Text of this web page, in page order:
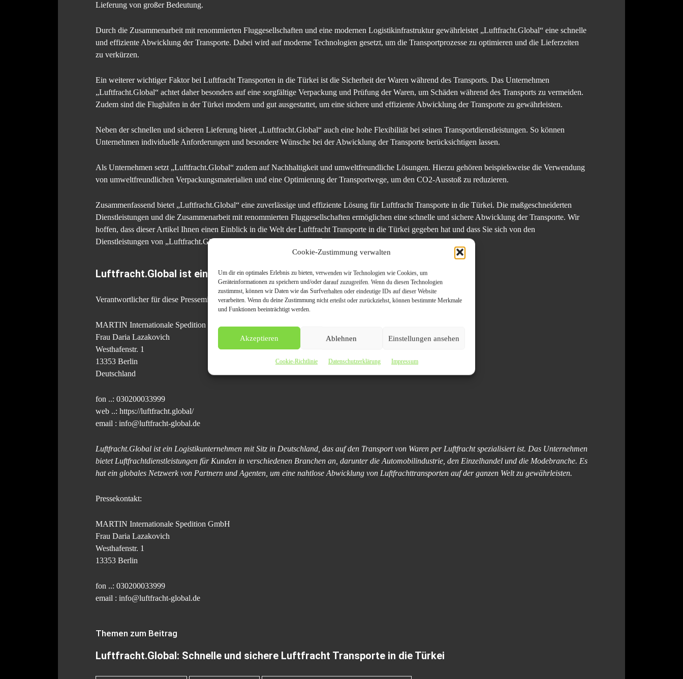
Cookie-Zustimmung verwalten
Um dir ein optimales Erlebnis zu bieten, verwenden wir Technologien wie Cookies, um
Geräteinformationen zu speichern und/oder darauf zuzugreifen. Wenn du diesen Technologien
zustimmst, können wir Daten wie das Surfverhalten oder eindeutige IDs auf dieser Website
verarbeiten. Wenn du deine Zustimmung nicht erteilst oder zurückziehst, können bestimmte Merkmale
und Funktionen beeinträchtigt werden.
Akzeptieren Ablehnen Einstellungen ansehen
Cookie-Richtlinie Datenschutzerklärung Impressum
Lieferung von großer Bedeutung.
Durch die Zusammenarbeit mit renommierten Fluggesellschaften und eine modernen Logistikinfrastruktur gewährleistet „Luftfracht.Global“ eine schnelle
und effiziente Abwicklung der Transporte. Dabei wird auf moderne Technologien gesetzt, um die Transportprozesse zu optimieren und die Lieferzeiten
zu verkürzen.
Ein weiterer wichtiger Faktor bei Luftfracht Transporten in die Türkei ist die Sicherheit der Waren während des Transports. Das Unternehmen
„Luftfracht.Global“ achtet daher besonders auf eine sorgfältige Verpackung und Prüfung der Waren, um Schäden während des Transports zu vermeiden.
Zudem sind die Flughäfen in der Türkei modern und gut ausgestattet, um eine sichere und effiziente Abwicklung der Transporte zu gewährleisten.
Neben der schnellen und sicheren Lieferung bietet „Luftfracht.Global“ auch eine hohe Flexibilität bei seinen Transportdienstleistungen. So können
Unternehmen individuelle Anforderungen und besondere Wünsche bei der Abwicklung der Transporte berücksichtigen lassen.
Als Unternehmen setzt „Luftfracht.Global“ zudem auf Nachhaltigkeit und umweltfreundliche Lösungen. Hierzu gehören beispielsweise die Verwendung
von umweltfreundlichen Verpackungsmaterialien und eine Optimierung der Transportwege, um den CO2-Ausstoß zu reduzieren.
Zusammenfassend bietet „Luftfracht.Global“ eine zuverlässige und effiziente Lösung für Luftfracht Transporte in die Türkei. Die maßgeschneiderten
Dienstleistungen und die Zusammenarbeit mit renommierten Fluggesellschaften ermöglichen eine schnelle und sichere Abwicklung der Transporte. Wir
hoffen, dass dieser Artikel Ihnen einen Einblick in die Welt der Luftfracht Transporte in die Türkei gegeben hat und dass Sie sich von den
Dienstleistungen von „Luftfracht.Global“ überzeugen lassen.
Luftfracht.Global ist ein Projekt der MARTIN Internationale Spedition GmbH
Verantwortlicher für diese Pressemitteilung:
MARTIN Internationale Spedition GmbH
Frau Daria Lazakovich
Westhafenstr. 1
13353 Berlin
Deutschland
fon ..: 030200033999
web ..: https://luftfracht.global/
email : info@luftfracht-global.de
Luftfracht.Global ist ein Logistikunternehmen mit Sitz in Deutschland, das auf den Transport von Waren per Luftfracht spezialisiert ist. Das Unternehmen
bietet Luftfrachtdienstleistungen für Kunden in verschiedenen Branchen an, darunter die Automobilindustrie, den Einzelhandel und die Modebranche. Es
hat ein globales Netzwerk von Partnern und Agenten, um eine nahtlose Abwicklung von Luftfrachttransporten auf der ganzen Welt zu gewährleisten.
Pressekontakt:
MARTIN Internationale Spedition GmbH
Frau Daria Lazakovich
Westhafenstr. 1
13353 Berlin
fon ..: 030200033999
email : info@luftfracht-global.de
Themen zum Beitrag
Luftfracht.Global: Schnelle und sichere Luftfracht Transporte in die Türkei